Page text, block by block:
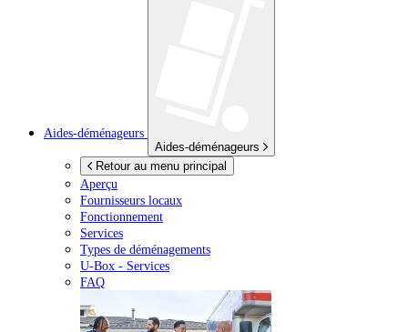
Aides-déménageurs
Aides-déménageurs
Retour au menu principal
Aperçu
Fournisseurs locaux
Fonctionnement
Services
Types de déménagements
U-Box - Services
FAQ